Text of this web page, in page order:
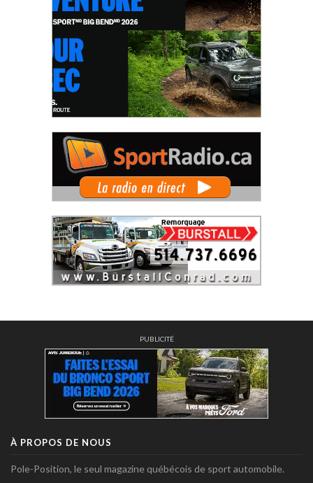
PUBLICITÉ
À PROPOS DE NOUS
Pole-Position, le seul magazine québécois de sport automobile.